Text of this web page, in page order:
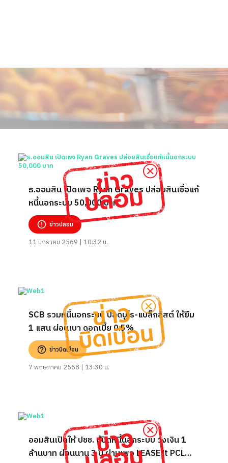
ธ.ออมสิน เปิดเพจ Ryan Graves ปล่อยสินเชื่อแก้
หนี้นอกระบบ 50,000 บาท
ข่าวปลอม
11 มกราคม 2569 | 10:32 น.
SCB รวมหนี้นอกระบบ ปลดบูโร-แบล็กลิสต์ ให้ยืม
1 แสน ผ่อนเบา ดอกเบี้ย 0.5%
ข่าวบิดเบือน
7 พฤษภาคม 2568 | 13:30 น.
ออมสินเปิดให้ ปชช. กู้ปิดหนี้นอกระบบ วงเงิน 1
ล้านบาท ผ่อนนาน 3 ปี ผ่านเพจ LEASE it PCL